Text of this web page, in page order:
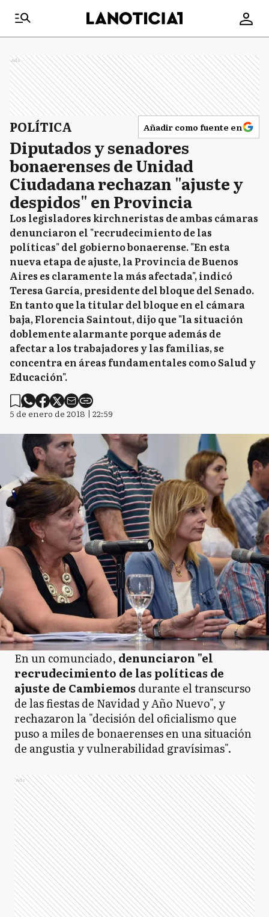
Ads
POLÍTICA Añadir como fuente en
Diputados y senadores
bonaerenses de Unidad
Ciudadana rechazan "ajuste y
despidos" en Provincia
Los legisladores kirchneristas de ambas cámaras
denunciaron el "recrudecimiento de las
políticas" del gobierno bonaerense. "En esta
nueva etapa de ajuste, la Provincia de Buenos
Aires es claramente la más afectada", indicó
Teresa García, presidente del bloque del Senado.
En tanto que la titular del bloque en el cámara
baja, Florencia Saintout, dijo que "la situación
doblemente alarmante porque además de
afectar a los trabajadores y las familias, se
concentra en áreas fundamentales como Salud y
Educación".
5 de enero de 2018 | 22:59
En un comunciado, denunciaron "el
recrudecimiento de las políticas de
ajuste de Cambiemos durante el transcurso
de las fiestas de Navidad y Año Nuevo", y
rechazaron la "decisión del oficialismo que
puso a miles de bonaerenses en una situación
de angustia y vulnerabilidad gravísimas".
Ads